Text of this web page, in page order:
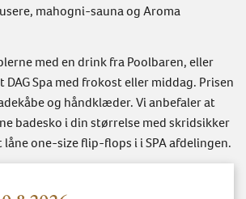
mahogni-sauna og Aroma
med en drink fra Poolbaren, eller
Spa med frokost eller middag. Prisen
og håndklæder. Vi anbefaler at
badesko i din størrelse med skridsikker
one-size flip-flops i i SPA afdelingen.